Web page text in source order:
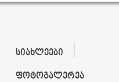
სიახლეები
ფოტოგალერეა